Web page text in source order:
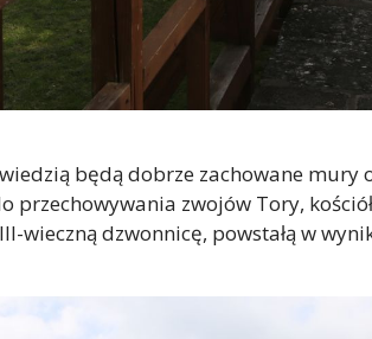
będą dobrze zachowane
przechowywania zwojów Tory,
wieczną dzwonnicę, powstałą w